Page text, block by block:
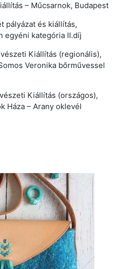
– Műcsarnok, Budapest
pályázat és kiállítás,
egyéni kategória II.díj
Kiállítás (regionális),
Veronika bőrművessel
Kiállítás (országos),
Háza – Arany oklevél